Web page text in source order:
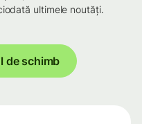
ultimele noutăți.
de schimb